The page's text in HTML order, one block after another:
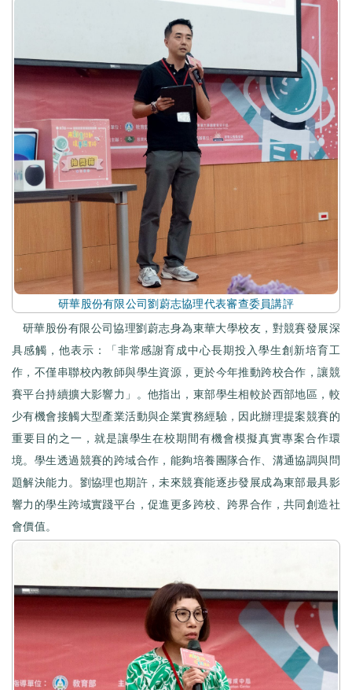
研華股份有限公司劉蔚志協理代表審查委員講評
研華股份有限公司協理劉蔚志身為東華大學校友，對競賽發展深
具感觸，他表示：「非常感謝育成中心長期投入學生創新培育工
作，不僅串聯校內教師與學生資源，更於今年推動跨校合作，讓競
賽平台持續擴大影響力」。他指出，東部學生相較於西部地區，較
少有機會接觸大型產業活動與企業實務經驗，因此辦理提案競賽的
重要目的之一，就是讓學生在校期間有機會模擬真實專案合作環
境。學生透過競賽的跨域合作，能夠培養團隊合作、溝通協調與問
題解決能力。劉協理也期許，未來競賽能逐步發展成為東部最具影
響力的學生跨域實踐平台，促進更多跨校、跨界合作，共同創造社
會價值。